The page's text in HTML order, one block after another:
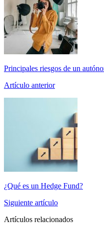
Principales riesgos de un
Artículo anterior
¿Qué es un Hedge Fund?
Siguiente artículo
Artículos relacionados